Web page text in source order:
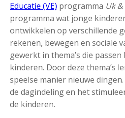
Educatie (VE) programma Uk
programma wat jonge
ontwikkelen op verschillende
rekenen, bewegen en sociale
gewerkt in thema’s die
kinderen. Door deze thema’s
speelse manier nieuwe
de dagindeling en het
de kinderen.